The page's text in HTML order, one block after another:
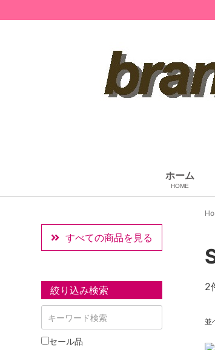
ホーム
HOME
雑貨・その他
バッグ＆ポー
アロマ＆フ
すべての商品を見る
絞り込み検索
セール品
2
並